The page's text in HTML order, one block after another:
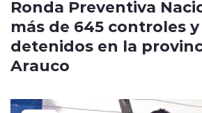
Ronda Preventiva
más de 645 controles
detenidos en la
Arauco